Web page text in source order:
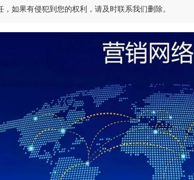
，如果有侵犯到您的权利，请及时联系我们删除。